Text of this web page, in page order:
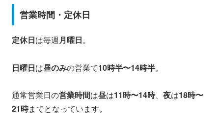
営業時間・定休日
定休日は毎週月曜日。
日曜日は昼のみの営業で10時半〜14時半。
通常営業日の営業時間は昼は11時〜14時、 夜は18時〜
21時までとなっています。